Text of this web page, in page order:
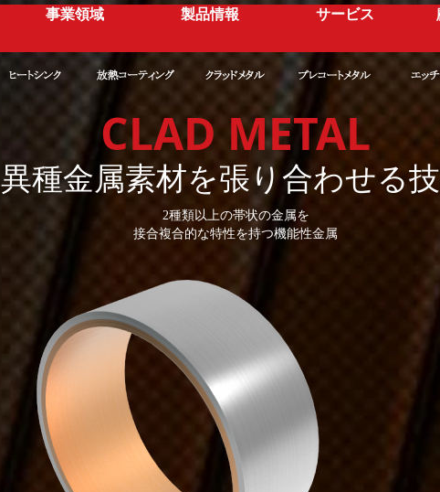
事業領域 製品情報 サービス
CLAD METAL
異種金属素材を張り合わせる
2種類以上の帯状の金属を
接合複合的な特性を持つ機能性金属